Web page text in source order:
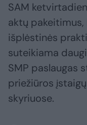
SAM
aktų pakeitimus,
išplėstinės
suteikiama
SMP paslaugas
priežiūros
skyriuose.